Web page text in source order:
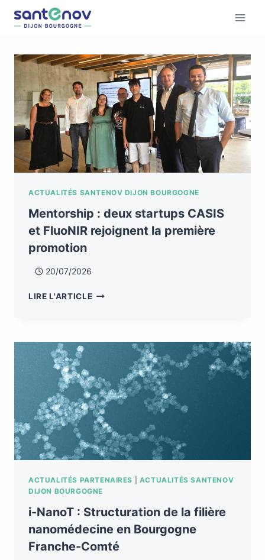
ACTUALITÉS SANTENOV DIJON BOURGOGNE
Mentorship : deux startups CASIS
et FluoNIR rejoignent la première
promotion
20/07/2026
LIRE L'ARTICLE
ACTUALITÉS PARTENAIRES
ACTUALITÉS SANTENOV
DIJON BOURGOGNE
i-NanoT : Structuration de la filière
nanomédecine en Bourgogne
Franche-Comté